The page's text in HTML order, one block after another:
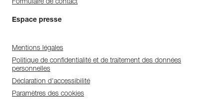
Formulaire de contact
Espace presse
Mentions légales
Politique de confidentialité et de traitement des données
personnelles
Déclaration d'accessibilité
Paramètres des cookies